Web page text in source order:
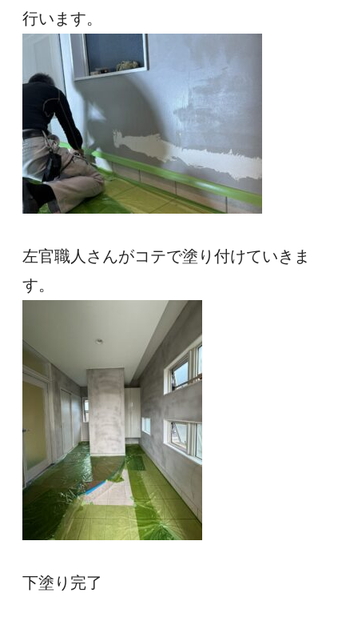
行います。
左官職人さんがコテで塗り付けていきま
す。
下塗り完了